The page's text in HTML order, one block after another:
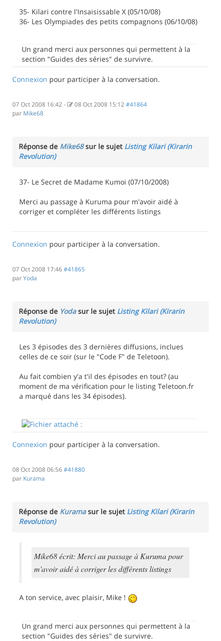
35- Kilari contre l'Insaisissable X (05/10/08)
36- Les Olympiades des petits compagnons (06/10/08)
Un grand merci aux personnes qui permettent à la
section "Guides des séries" de survivre.
Connexion pour participer à la conversation.
07 Oct 2008 16:42 - 08 Oct 2008 15:12 #41864
par Mike68
Réponse de Mike68sur le sujet Listing Kilari (Kirarin
Revolution)
37- Le Secret de Madame Kumoi (07/10/2008)
Merci au passage à Kuruma pour m'avoir aidé à
corriger et compléter les différents listings
Connexion pour participer à la conversation.
07 Oct 2008 17:46#41865
parYoda
Réponse de Yodasur le sujet Listing Kilari (Kirarin
Revolution)
Les 3 épisodes des 3 dernières diffusions, inclues
celles de ce soir (sur le "Code F" de Teletoon).
Au fait combien y'a t'il des épisodes en tout? (au
moment de ma vérification pour le listing Teletoon.fr
a marqué dans les 34 épisodes).
Connexion pour participer à la conversation.
08 Oct 2008 06:56#41880
par Kurama
Réponse de Kuramasur le sujet Listing Kilari (Kirarin
Revolution)
Mike68 écrit: Merci au passage à Kuruma pour
m'avoir aidé à corriger les différents listings
A ton service, avec plaisir, Mike !
Un grand merci aux personnes qui permettent à la
section "Guides des séries" de survivre.